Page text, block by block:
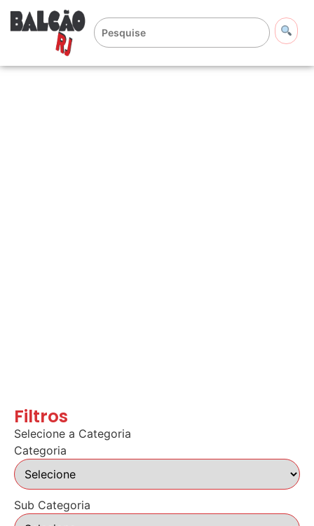
Filtros
Selecione a Categoria
Categoria
Sub Categoria